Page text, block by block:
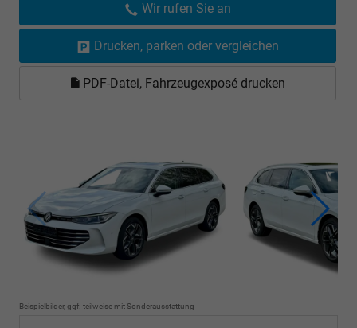
Wir rufen Sie an
Drucken, parken oder vergleichen
PDF-Datei, Fahrzeugexposé drucken
Beispielbilder, ggf. teilweise mit Sonderausstattung